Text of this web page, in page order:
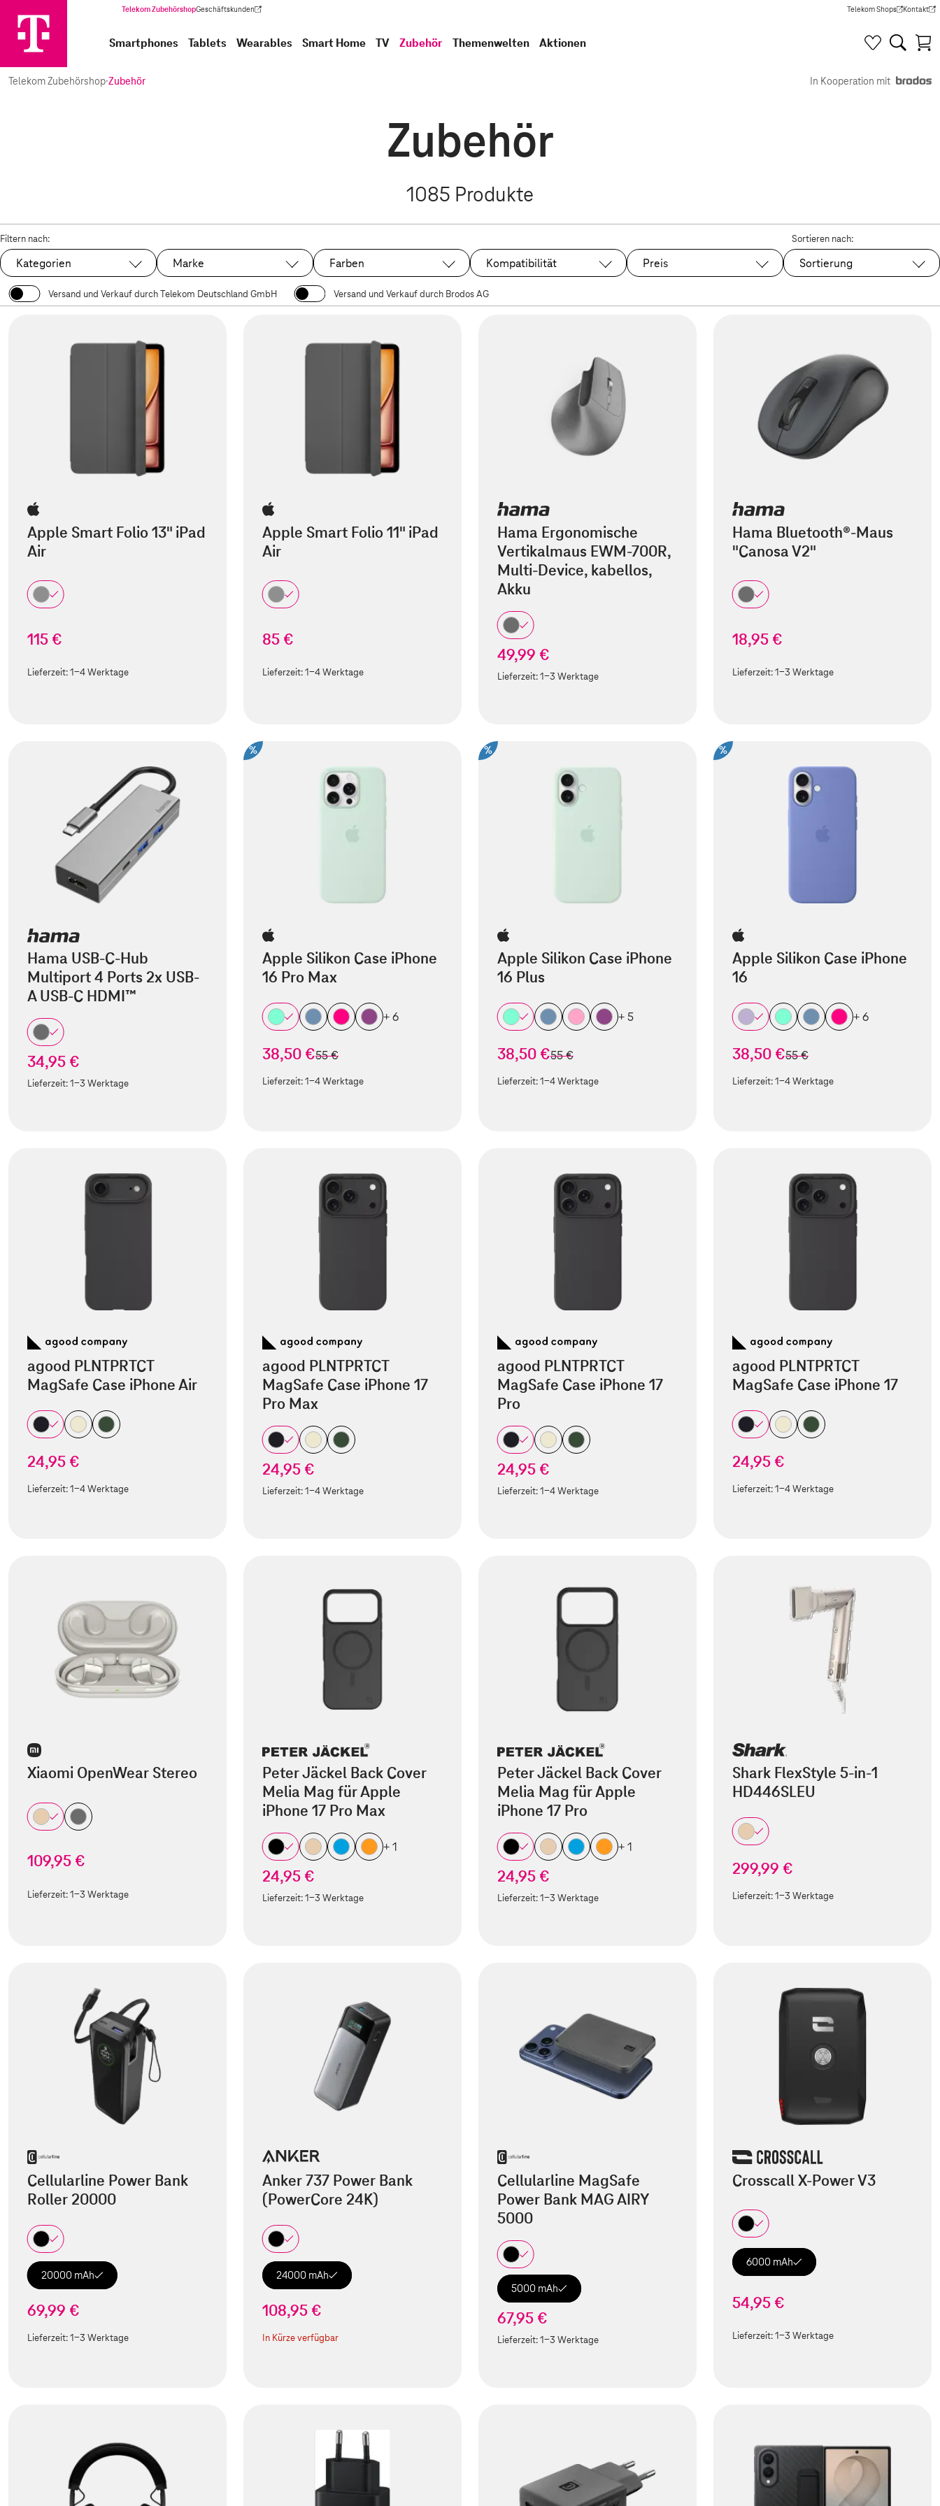
Telekom ZubehörshopGeschäftskunden
(Wird in einem neuen Tab geöffnet) Telekom Shops
(Wird in einem neuen Tab
Kontakt
(Wird in
Smartphones Tablets Wearables Smart Home TV Zubehör Themenwelten Aktionen
Telekom Zubehörshop·Zubehör In Kooperation mit
Zubehör
1085 Produkte
Filtern nach:
Kategorien Marke Farben Kompatibilität Preis
Sortieren nach:
Sortierung
Versand und Verkauf durch Telekom Deutschland GmbH Versand und Verkauf durch Brodos AG
Apple Smart Folio 13" iPad
Air
115 €
Lieferzeit:1-4 Werktage
Apple Smart Folio 11" iPad
Air
85 €
Lieferzeit:1-4 Werktage
Hama Ergonomische
Vertikalmaus EWM-700R,
Multi-Device, kabellos,
Akku
49,99 €
Lieferzeit:1-3 Werktage
Hama Bluetooth®-Maus
"Canosa V2"
18,95 €
Lieferzeit:1-3 Werktage
Hama USB-C-Hub
Multiport 4 Ports 2x USB-
A USB-C HDMI™
34,95 €
Lieferzeit:1-3 Werktage
%
Apple Silikon Case iPhone
16 Pro Max
+ 6
38,50 €statt
55 €
Lieferzeit:1-4 Werktage
%
Apple Silikon Case iPhone
16 Plus
+ 5
38,50 €statt
55 €
Lieferzeit:1-4 Werktage
%
Apple Silikon Case iPhone
16
+ 6
38,50 €statt
55 €
Lieferzeit:1-4 Werktage
agood PLNTPRTCT
MagSafe Case iPhone Air
24,95 €
Lieferzeit:1-4 Werktage
agood PLNTPRTCT
MagSafe Case iPhone 17
Pro Max
24,95 €
Lieferzeit:1-4 Werktage
agood PLNTPRTCT
MagSafe Case iPhone 17
Pro
24,95 €
Lieferzeit:1-4 Werktage
agood PLNTPRTCT
MagSafe Case iPhone 17
24,95 €
Lieferzeit:1-4 Werktage
Xiaomi OpenWear Stereo
109,95 €
Lieferzeit:1-3 Werktage
Peter Jäckel Back Cover
Melia Mag für Apple
iPhone 17 Pro Max
+ 1
24,95 €
Lieferzeit:1-3 Werktage
Peter Jäckel Back Cover
Melia Mag für Apple
iPhone 17 Pro
+ 1
24,95 €
Lieferzeit:1-3 Werktage
Shark FlexStyle 5-in-1
HD446SLEU
299,99 €
Lieferzeit:1-3 Werktage
Cellularline Power Bank
Roller 20000
20000 mAh
69,99 €
Lieferzeit:1-3 Werktage
Anker 737 Power Bank
(PowerCore 24K)
24000 mAh
108,95 €
In Kürze verfügbar
Cellularline MagSafe
Power Bank MAG AIRY
5000
5000 mAh
67,95 €
Lieferzeit:1-3 Werktage
Crosscall X-Power V3
6000 mAh
54,95 €
Lieferzeit:1-3 Werktage